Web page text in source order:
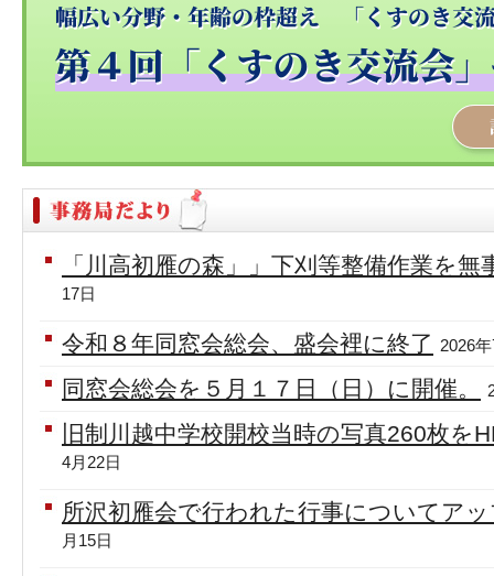
「川高初雁の森」」下刈等整備作業を無
17日
令和８年同窓会総会、盛会裡に終了
2026
同窓会総会を５月１７日（日）に開催。
旧制川越中学校開校当時の写真260枚を
4月22日
所沢初雁会で行われた行事についてア
月15日